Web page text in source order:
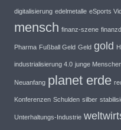
digitalisierung edelmetalle eSports
mensch finanz-szene
Pharma Fußball Geld Geld gold
industrialisierung 4.0 junge
Neuanfang planet erde
Konferenzen Schulden silber
Unterhaltungs-Industrie